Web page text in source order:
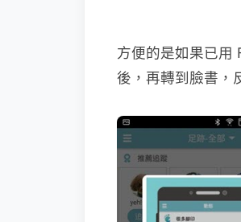
方便的是如果已用
後，再轉到臉書，